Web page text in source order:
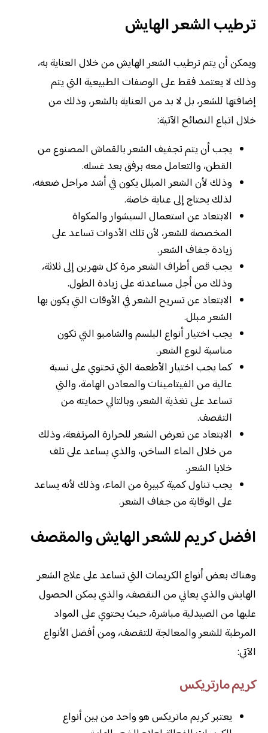
ترطيب الشعر الهايش
ويمكن أن يتم ترطيب الشعر الهايش من خلال العناية به،
وذلك لا يعتمد فقط على الوصفات الطبيعية التي يتم
إضافتها للشعر، بل لا بد من العناية بالشعر، وذلك من
خلال اتباع النصائح الآتية:
يجب أن يتم تجفيف الشعر بالقماش المصنوع من
القطن، والتعامل معه برفق بعد غسله.
وذلك لأن الشعر المبلل يكون في أشد مراحل ضعفه،
لذلك يحتاج إلى عناية خاصة.
الابتعاد عن استعمال السيشوار والمكواة
المخصصة للشعر، لأن تلك الأدوات تساعد على
زيادة جفاف الشعر.
يجب قص أطراف الشعر مرة كل شهرين إلى ثلاثة،
وذلك من أجل مساعدته على زيادة الطول.
الابتعاد عن تسريح الشعر في الأوقات التي يكون بها
الشعر مبلل.
يجب اختيار أنواع البلسم والشامبو التي تكون
مناسبة لنوع الشعر.
كما يجب اختيار الأطعمة التي تحتوي على نسبة
عالية من الفيتامينات والمعادن الهامة، والتي
تساعد على تغذية الشعر، وبالتالي حمايته من
التقصف.
الابتعاد عن تعرض الشعر للحرارة المرتفعة، وذلك
من خلال الماء الساخن، والذي يساعد على تلف
خلايا الشعر.
يجب تناول كمية كبيرة من الماء، وذلك لأنه يساعد
على الوقاية من جفاف الشعر.
افضل كريم للشعر الهايش والمقصف
وهناك بعض أنواع الكريمات التي تساعد على علاج الشعر
الهايش والذي يعاني من التقصف، والذي يمكن الحصول
عليها من الصيدلية مباشرة، حيث يحتوي على المواد
المرطبة للشعر والمعالجة للتقصف، ومن أفضل الأنواع
الآتي:
كريم مارتريكس
يعتبر كريم ماتريكس هو واحد من بين أنواع